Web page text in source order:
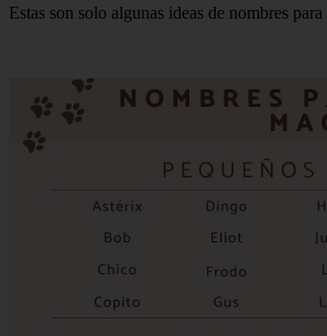
Estas son solo algunas ideas de nombres